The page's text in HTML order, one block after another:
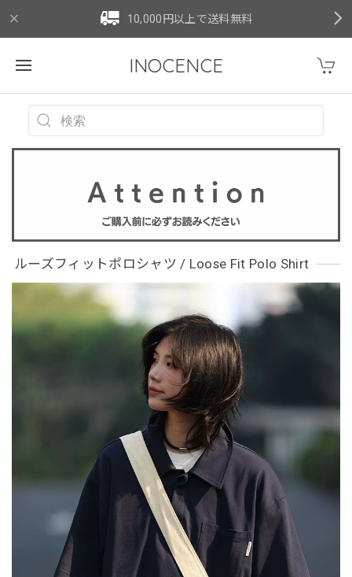
10,000円以上で送料無料
INOCENCE
ルーズフィットポロシャツ / Loose Fit Polo Shirt